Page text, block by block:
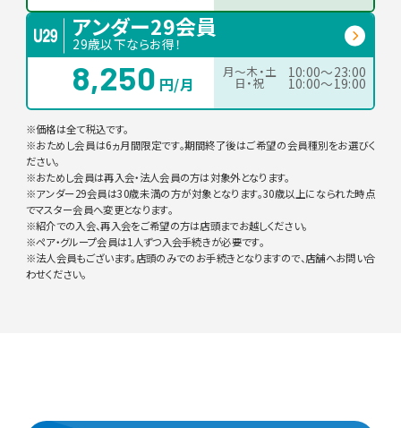
アンダー29会員
29歳以下ならお得！
8,250 円/月
月〜木・土 10:00〜23:00
日・祝 10:00〜19:00
※価格は全て税込です。
※おためし会員は6ヵ月間限定です。期間終了後はご希望の会員種別をお選びく
ださい。
※おためし会員は再入会・法人会員の方は対象外となります。
※アンダー29会員は30歳未満の方が対象となります。30歳以上になられた時点
でマスター会員へ変更となります。
※紹介での入会、再入会をご希望の方は店頭までお越しください。
※ペア・グループ会員は1人ずつ入会手続きが必要です。
※法人会員もございます。店頭のみでのお手続きとなりますので、店舗へお問い合
わせください。